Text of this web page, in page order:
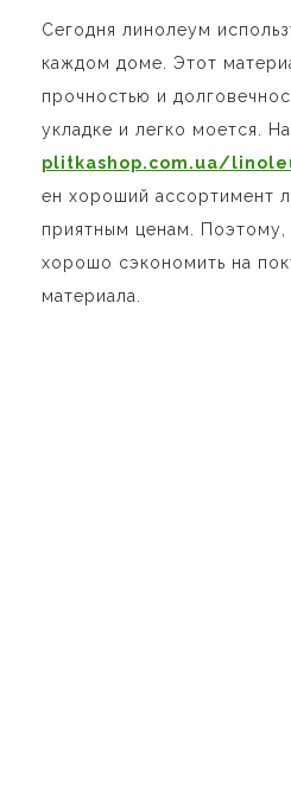
Сегодня линолеум
каждом доме. Этот
прочностью и
укладке и легко моется.
plitkashop.com.ua/
ен хороший ассортимент
приятным ценам.
хорошо сэкономить на
материала.